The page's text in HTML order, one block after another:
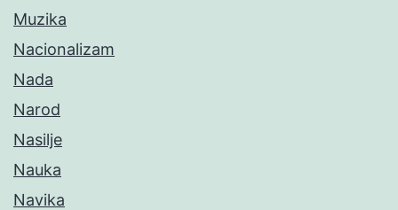
Muzika
Nacionalizam
Nada
Narod
Nasilje
Nauka
Navika